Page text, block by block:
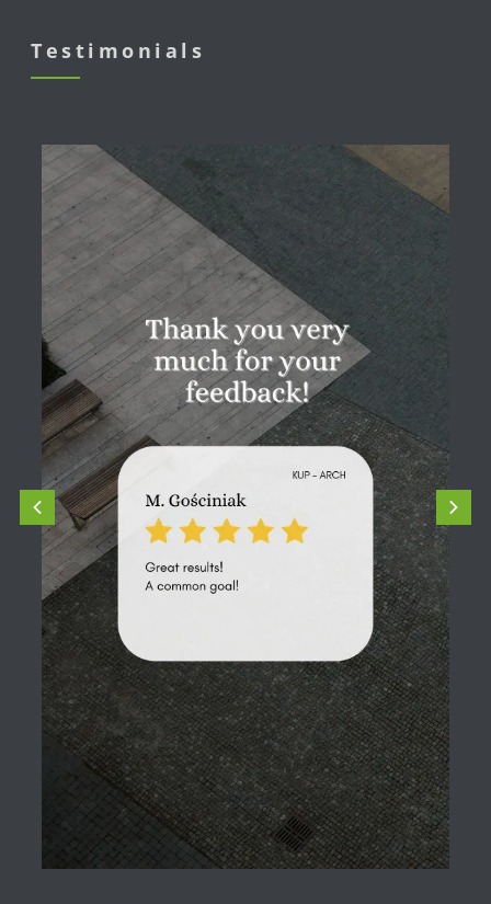
Testimonials